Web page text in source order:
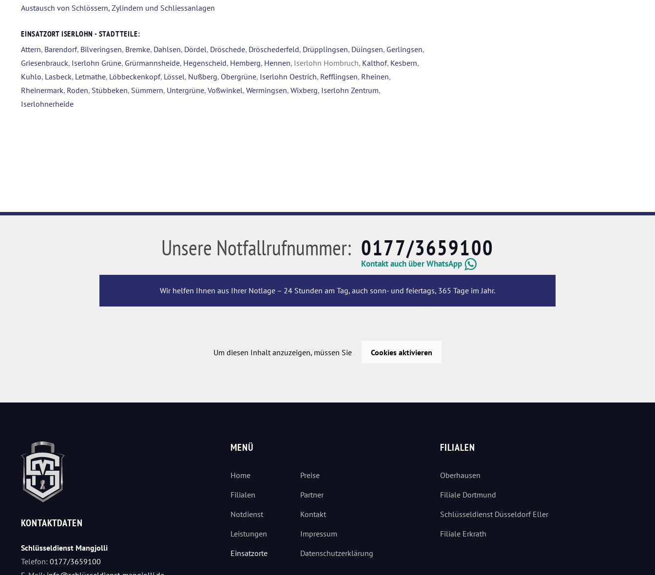
Austausch von Schlössern, Zylindern und Schliessanlagen
EINSATZORT ISERLOHN - STADTTEILE:
Attern, Barendorf, Bilveringsen, Bremke, Dahlsen, Dördel, Dröschede, Dröschederfeld, Drüpplingsen, Düingsen, Gerlingsen,
Griesenbrauck, Iserlohn Grüne, Grürmannsheide, Hegenscheid, Hemberg, Hennen, Iserlohn Hombruch, Kalthof, Kesbern,
Kuhlo, Lasbeck, Letmathe, Löbbeckenkopf, Lössel, Nußberg, Obergrüne, Iserlohn Oestrich, Refflingsen, Rheinen,
Rheinermark, Roden, Stübbeken, Sümmern, Untergrüne, Voßwinkel, Wermingsen, Wixberg, Iserlohn Zentrum,
Iserlohnerheide
Unsere Notfallrufnummer: 0177/3659100
Kontakt auch über WhatsApp
Wir helfen Ihnen aus Ihrer Notlage – 24 Stunden am Tag, auch sonn- und feiertags, 365 Tage im Jahr.
Um diesen Inhalt anzuzeigen, müssen Sie Cookies aktivieren
KONTAKTDATEN
Schlüsseldienst Mangjolli
Telefon: 0177/3659100
MENÜ
Home
Filialen
Notdienst
Leistungen
Einsatzorte
Preise
Partner
Kontakt
Impressum
Datenschutzerklärung
FILIALEN
Oberhausen
Filiale Dortmund
Schlüsseldienst Düsseldorf Eller
Filiale Erkrath